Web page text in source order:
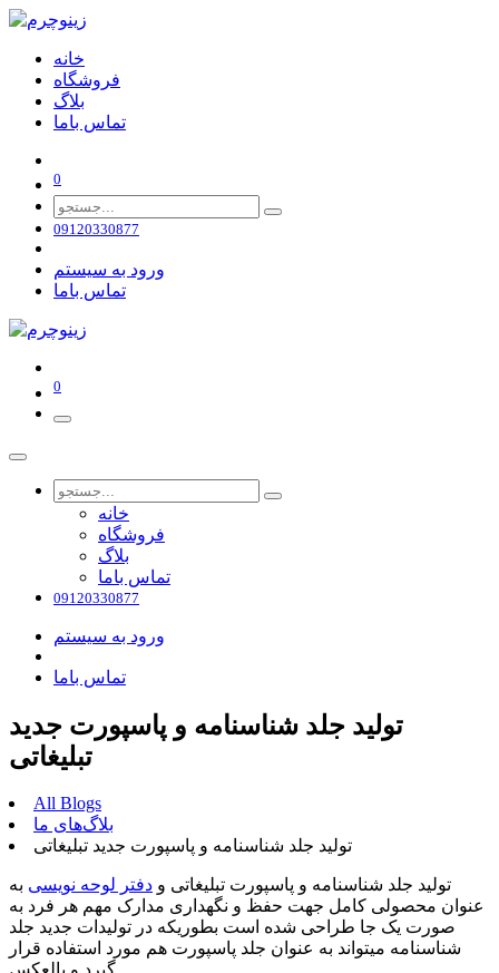
خانه
فروشگاه
بلاگ
تماس باما
0
09120330877
ورود به سیستم
تماس باما
0
خانه
فروشگاه
بلاگ
تماس باما
09120330877
ورود به سیستم
تماس باما
تولید جلد شناسنامه و پاسپورت جدید
تبلیغاتی
All Blogs
بلاگ‌های ما
تولید جلد شناسنامه و پاسپورت جدید تبلیغاتی
تولید جلد شناسنامه و پاسپورت تبلیغاتی و دفتر لوحه نویسی به
عنوان محصولی کامل جهت حفظ و نگهداری مدارک مهم هر فرد به
صورت یک جا طراحی شده است بطوریکه در تولیدات جدید جلد
شناسنامه میتواند به عنوان جلد پاسپورت هم مورد استفاده قرار